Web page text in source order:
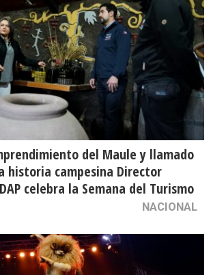
del Maule y llamado
historia campesina Director
celebra la Semana del Turismo
NACIONAL